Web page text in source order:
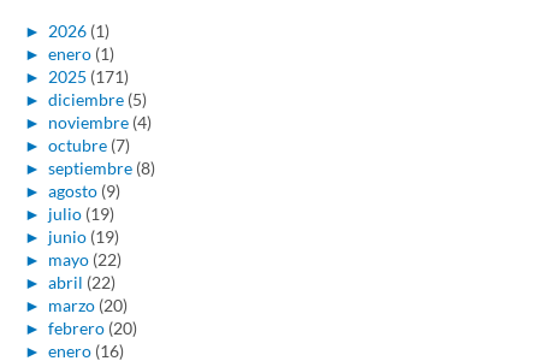
► 2026 (1)
► enero (1)
► 2025 (171)
► diciembre (5)
► noviembre (4)
► octubre (7)
► septiembre (8)
► agosto (9)
► julio (19)
► junio (19)
► mayo (22)
► abril (22)
► marzo (20)
► febrero (20)
► enero (16)